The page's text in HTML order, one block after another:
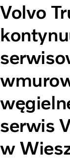
Usługi
Wyszukiwarka
Aktualności
O nas
Volvo Truck Builder
Kontakt
Volvo
serwis
w